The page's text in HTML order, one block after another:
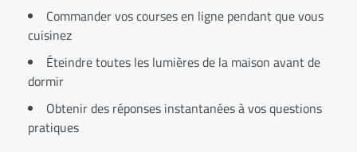
Commander vos courses en ligne pendant que vous
cuisinez
Éteindre toutes les lumières de la maison avant de
dormir
Obtenir des réponses instantanées à vos questions
pratiques